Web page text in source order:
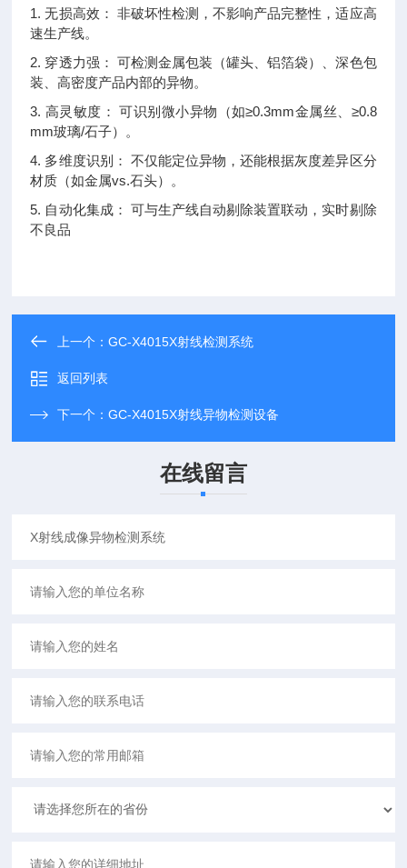
1. 无损高效： 非破坏性检测，不影响产品完整性，适应高
速生产线。
2. 穿透力强： 可检测金属包装（罐头、铝箔袋）、深色包
装、高密度产品内部的异物。
3. 高灵敏度： 可识别微小异物（如≥0.3mm金属丝、≥0.8
mm玻璃/石子）。
4. 多维度识别： 不仅能定位异物，还能根据灰度差异区分
材质（如金属vs.石头）。
5. 自动化集成： 可与生产线自动剔除装置联动，实时剔除
不良品
上一个：GC-X4015X射线检测系统
返回列表
下一个：GC-X4015X射线异物检测设备
在线留言